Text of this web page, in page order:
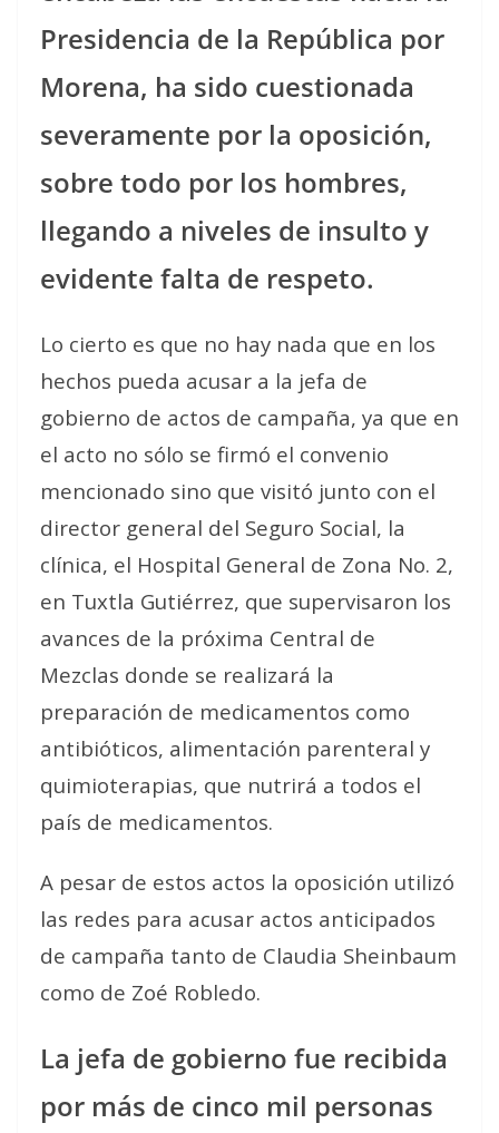
Presidencia de la República por
Morena, ha sido cuestionada
severamente por la oposición,
sobre todo por los hombres,
llegando a niveles de insulto y
evidente falta de respeto.
Lo cierto es que no hay nada que en los
hechos pueda acusar a la jefa de
gobierno de actos de campaña, ya que en
el acto no sólo se firmó el convenio
mencionado sino que visitó junto con el
director general del Seguro Social, la
clínica, el Hospital General de Zona No. 2,
en Tuxtla Gutiérrez, que supervisaron los
avances de la próxima Central de
Mezclas donde se realizará la
preparación de medicamentos como
antibióticos, alimentación parenteral y
quimioterapias, que nutrirá a todos el
país de medicamentos.
A pesar de estos actos la oposición utilizó
las redes para acusar actos anticipados
de campaña tanto de Claudia Sheinbaum
como de Zoé Robledo.
La jefa de gobierno fue recibida
por más de cinco mil personas